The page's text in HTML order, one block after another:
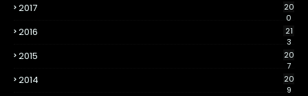
2017
20
0
2016
21
3
2015
20
7
2014
20
9